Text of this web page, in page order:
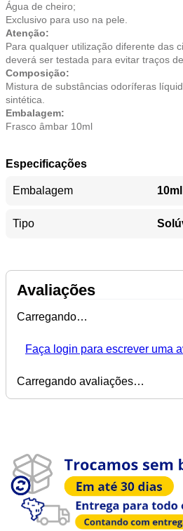
Água de cheiro;
Exclusivo para uso na pele.
Atenção:
Para qualquer utilização diferente das
deverá ser testada para evitar traços
Composição:
Mistura de substâncias odoríferas
sintética.
Embalagem:
Frasco âmbar 10ml
Especificações
Embalagem 10ml
Tipo
Avaliações
Carregando…
Faça login para escrever uma
Carregando avaliações…